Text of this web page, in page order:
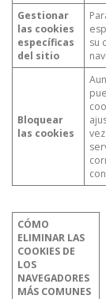
Gestionar
las cookies
específicas
del sitio
su
Bloquear
las cookies
CÓMO
ELIMINAR LAS
COOKIES DE
LOS
NAVEGADORES
MÁS COMUNES